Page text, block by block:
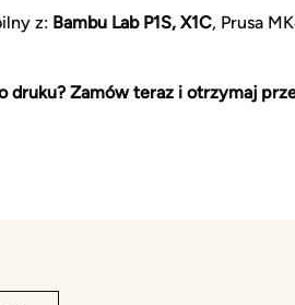
z: Bambu Lab P1S, X1C, Prusa
druku? Zamów teraz i otrzymaj